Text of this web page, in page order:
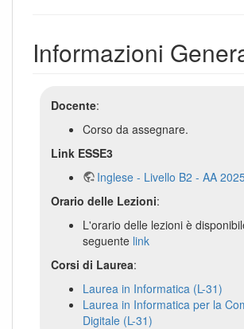
Informazioni
Docente:
Corso da assegnare.
Link ESSE3
Inglese - Livello B2 - AA
Orario delle Lezioni:
L'orario delle lezioni è
seguente link
Corsi di Laurea:
Laurea in Informatica (L-31)
Laurea in Informatica per la
Digitale (L-31)